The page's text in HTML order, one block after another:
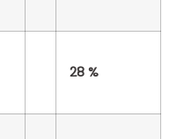
28 %